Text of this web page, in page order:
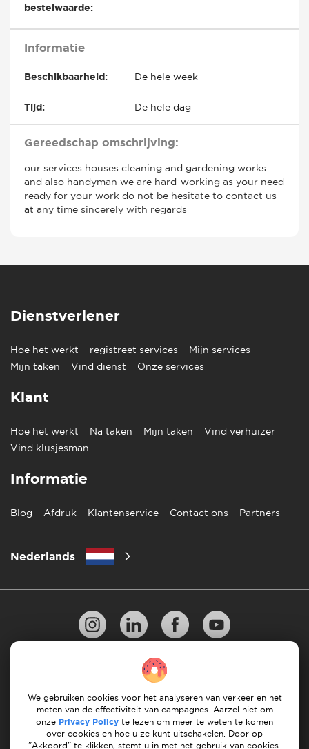
bestelwaarde:
Informatie
Beschikbaarheid: De hele week
Tijd: De hele dag
Gereedschap omschrijving:
our services houses cleaning and gardening works
and also handyman we are hard-working as your need
ready for your work do not be hesitate to contact us
at any time sincerely with regards
Dienstverlener
Hoe het werkt registreet services
Mijn services
Mijn taken
Vind dienst Onze services
Klant
Hoe het werkt Na taken Mijn taken
Vind verhuizer
Vind klusjesman
Informatie
Blog Afdruk Klantenservice Contact ons Partners
Nederlands
10 regels voor succesvol verhuizen
Richtlijnen voor betaling Algemene Voorwaarden
Annuleren & terugbetalingen
We gebruiken cookies voor het analyseren van verkeer en het
meten van de effectiviteit van campagnes. Aarzel niet om
onze Privacy Policy te lezen om meer te weten te komen
over cookies en hoe u ze kunt uitschakelen. Door op
"Akkoord" te klikken, stemt u in met het gebruik van cookies.